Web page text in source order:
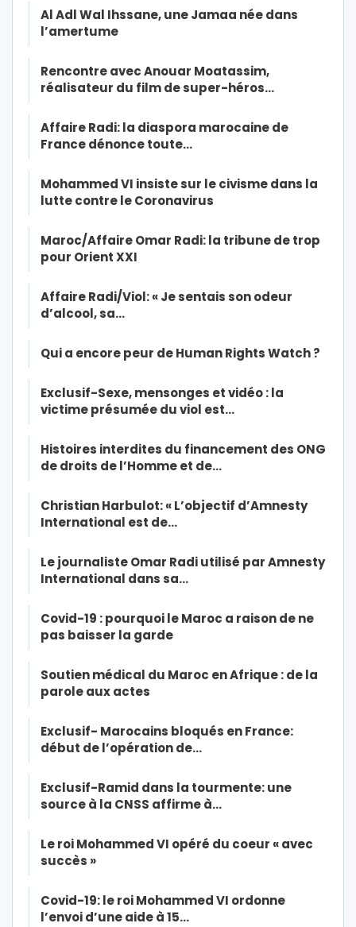
Al Adl Wal Ihssane, une Jamaa née dans
l’amertume
Rencontre avec Anouar Moatassim,
réalisateur du film de super-héros…
Affaire Radi: la diaspora marocaine de
France dénonce toute…
Mohammed VI insiste sur le civisme dans la
lutte contre le Coronavirus
Maroc/Affaire Omar Radi: la tribune de trop
pour Orient XXI
Affaire Radi/Viol: « Je sentais son odeur
d’alcool, sa…
Qui a encore peur de Human Rights Watch ?
Exclusif-Sexe, mensonges et vidéo : la
victime présumée du viol est…
Histoires interdites du financement des ONG
de droits de l’Homme et de…
Christian Harbulot: « L’objectif d’Amnesty
International est de…
Le journaliste Omar Radi utilisé par Amnesty
International dans sa…
Covid-19 : pourquoi le Maroc a raison de ne
pas baisser la garde
Soutien médical du Maroc en Afrique : de la
parole aux actes
Exclusif- Marocains bloqués en France:
début de l’opération de…
Exclusif-Ramid dans la tourmente: une
source à la CNSS affirme à…
Le roi Mohammed VI opéré du coeur « avec
succès »
Covid-19: le roi Mohammed VI ordonne
l’envoi d’une aide à 15…